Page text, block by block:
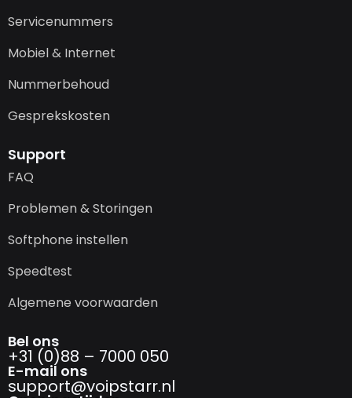
Servicenummers
Mobiel & Internet
Nummerbehoud
Gesprekskosten
Support
FAQ
Problemen & Storingen
Softphone instellen
Speedtest
Algemene voorwaarden
Bel ons
+31 (0)88 – 7000 050
E-mail ons
support@­voipstarr.nl